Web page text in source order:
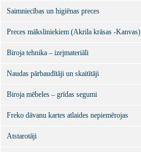
Saimniecības un higiēnas preces
Preces māksliniekiem (Akrila krāsas -Kanvas)
Biroja tehnika – izejmateriāli
Naudas pārbaudītāji un skaitītāji
Biroja mēbeles – grīdas segumi
Freko dāvanu kartes atlaides nepiemērojas
Atstarotāji